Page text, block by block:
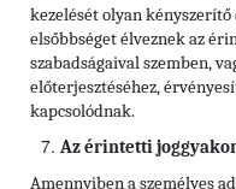
kezelését olyan
elsőbbséget élveznek az
szabadságaival szemben,
előterjesztéséhez,
kapcsolódnak.
Az érintetti
Amennyiben a személyes